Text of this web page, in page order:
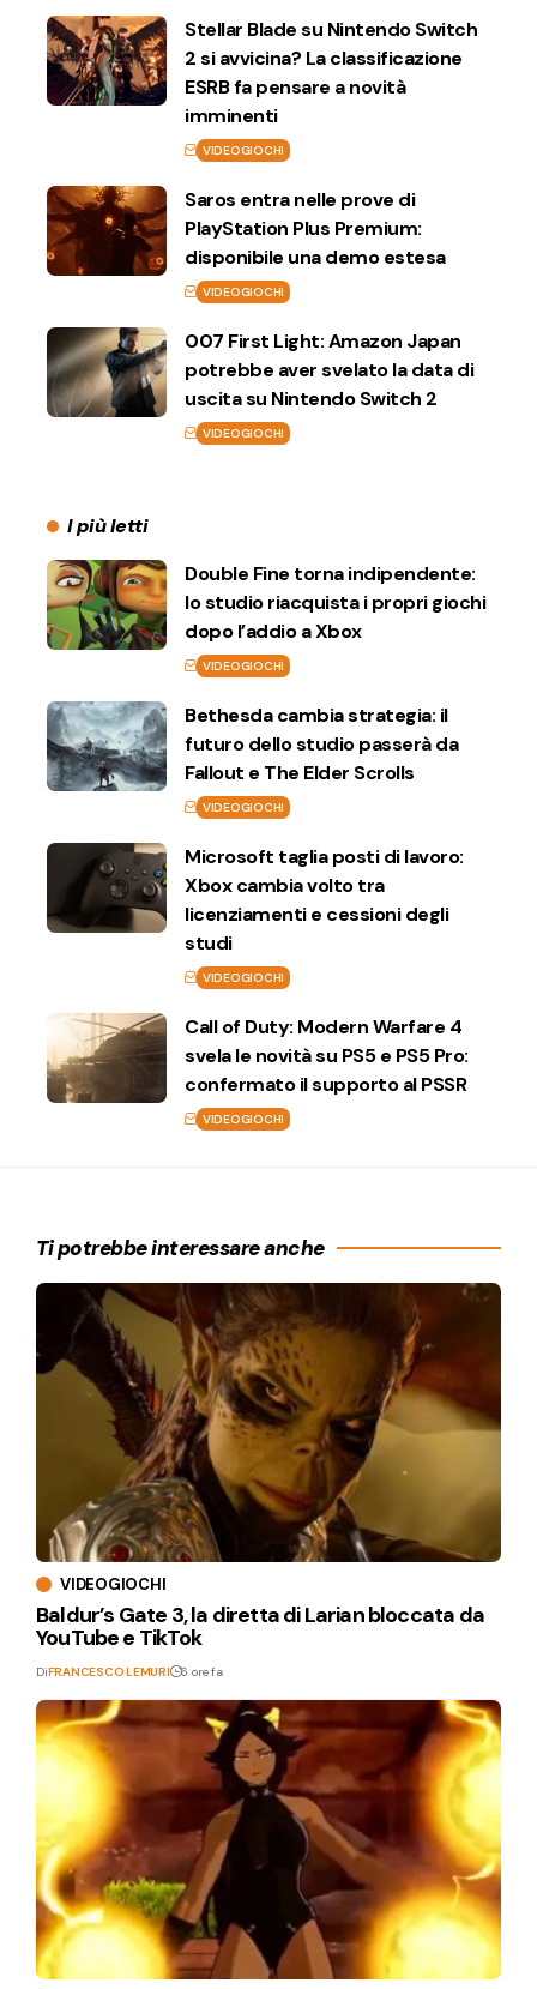
Stellar Blade su Nintendo Switch
2 si avvicina? La classificazione
ESRB fa pensare a novità
imminenti
VIDEOGIOCHI
Saros entra nelle prove di
PlayStation Plus Premium:
disponibile una demo estesa
VIDEOGIOCHI
007 First Light: Amazon Japan
potrebbe aver svelato la data di
uscita su Nintendo Switch 2
VIDEOGIOCHI
I più letti
Double Fine torna indipendente:
lo studio riacquista i propri giochi
dopo l’addio a Xbox
VIDEOGIOCHI
Bethesda cambia strategia: il
futuro dello studio passerà da
Fallout e The Elder Scrolls
VIDEOGIOCHI
Microsoft taglia posti di lavoro:
Xbox cambia volto tra
licenziamenti e cessioni degli
studi
VIDEOGIOCHI
Call of Duty: Modern Warfare 4
svela le novità su PS5 e PS5 Pro:
confermato il supporto al PSSR
VIDEOGIOCHI
Ti potrebbe interessare anche
VIDEOGIOCHI
Baldur’s Gate 3, la diretta di Larian bloccata da
YouTube e TikTok
DiFRANCESCO LEMURI 6 ore fa